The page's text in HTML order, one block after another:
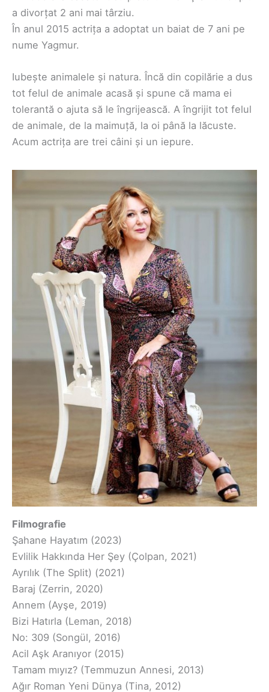
a divorțat 2 ani mai târziu.
În anul 2015 actrița a adoptat un baiat de 7 ani pe
nume Yagmur.
Iubește animalele și natura. Încă din copilărie a dus
tot felul de animale acasă și spune că mama ei
tolerantă o ajuta să le îngrijească. A îngrijit tot felul
de animale, de la maimuță, la oi până la lăcuste.
Acum actrița are trei câini și un iepure.
Filmografie
Şahane Hayatım (2023)
Evlilik Hakkında Her Şey (Çolpan, 2021)
Ayrılık (The Split) (2021)
Baraj (Zerrin, 2020)
Annem (Ayşe, 2019)
Bizi Hatırla (Leman, 2018)
No: 309 (Songül, 2016)
Acil Aşk Aranıyor (2015)
Tamam mıyız? (Temmuzun Annesi, 2013)
Ağır Roman Yeni Dünya (Tina, 2012)